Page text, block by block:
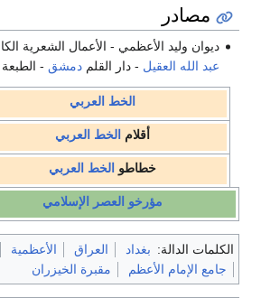
مصادر
ديوان وليد الأعظمي - الأعمال الشعرية
عبد الله العقيل - دار القلمدمشق - الطبعة
الخط العربي
أقلام الخط العربي
خطاطو الخط العربي
مؤرخو العصر الإسلامي
الكلمات الدالة: بغداد العراق الأعظمية
جامع الإمام الأعظم
مقبرة الخيزران